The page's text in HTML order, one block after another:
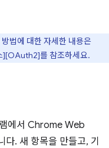
법에 대한 자세한 내용은
를 참조하세요.
에서 Chrome Web
. 새 항목을 만들고, 기